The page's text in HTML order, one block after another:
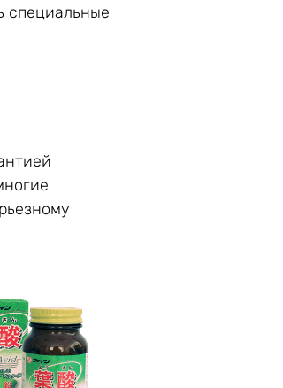
специальные